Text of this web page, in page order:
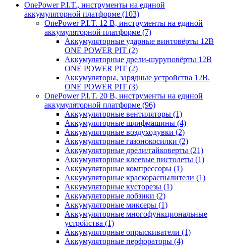
OnePower P.I.T., инструменты на единой
аккумуляторной платформе (103)
OnePower P.I.T. 12 В, инструменты на единой
аккумуляторной платформе (7)
Аккумуляторные ударные винтовёрты 12В
ONE POWER PIT (2)
Аккумуляторные дрели-шуруповёрты 12В
ONE POWER PIT (2)
Аккумуляторы, зарядные устройства 12В.
ONE POWER PIT (3)
OnePower P.I.T. 20 В, инструменты на единой
аккумуляторной платформе (96)
Аккумуляторные вентиляторы (1)
Аккумуляторные шлифмашины (4)
Аккумуляторные воздуходувки (2)
Аккумуляторные газонокосилки (2)
Аккумуляторные дрели/гайковерты (21)
Аккумуляторные клеевые пистолеты (1)
Аккумуляторные компрессоры (1)
Аккумуляторные краскораспылители (1)
Аккумуляторные кусторезы (1)
Аккумуляторные лобзики (2)
Аккумуляторные миксеры (1)
Аккумуляторные многофункциональные
устройства (1)
Аккумуляторные опрыскиватели (1)
Аккумуляторные перфораторы (4)